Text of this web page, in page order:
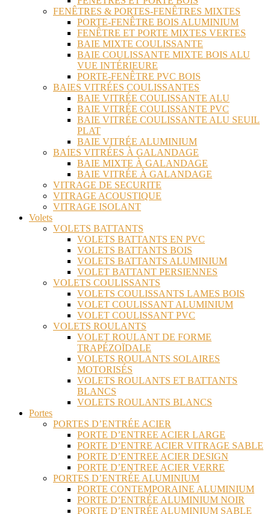
FENÊTRES & PORTES-FENÊTRES MIXTES
PORTE-FENÊTRE BOIS ALUMINIUM
FENÊTRE ET PORTE MIXTES VERTES
BAIE MIXTE COULISSANTE
BAIE COULISSANTE MIXTE BOIS ALU
VUE INTÉRIEURE
PORTE-FENÊTRE PVC BOIS
BAIES VITRÉES COULISSANTES
BAIE VITRÉE COULISSANTE ALU
BAIE VITRÉE COULISSANTE PVC
BAIE VITRÉE COULISSANTE ALU SEUIL
PLAT
BAIE VITRÉE ALUMINIUM
BAIES VITRÉES À GALANDAGE
BAIE MIXTE À GALANDAGE
BAIE VITRÉE À GALANDAGE
VITRAGE DE SECURITE
VITRAGE ACOUSTIQUE
VITRAGE ISOLANT
Volets
VOLETS BATTANTS
VOLETS BATTANTS EN PVC
VOLETS BATTANTS BOIS
VOLETS BATTANTS ALUMINIUM
VOLET BATTANT PERSIENNES
VOLETS COULISSANTS
VOLETS COULISSANTS LAMES BOIS
VOLET COULISSANT ALUMINIUM
VOLET COULISSANT PVC
VOLETS ROULANTS
VOLET ROULANT DE FORME
TRAPÉZOÏDALE
VOLETS ROULANTS SOLAIRES
MOTORISÉS
VOLETS ROULANTS ET BATTANTS
BLANCS
VOLETS ROULANTS BLANCS
Portes
PORTES D’ENTRÉE ACIER
PORTE D’ENTREE ACIER LARGE
PORTE D’ENTRE ACIER VITRAGE SABLE
PORTE D’ENTREE ACIER DESIGN
PORTE D’ENTREE ACIER VERRE
PORTES D’ENTRÉE ALUMINIUM
PORTE CONTEMPORAINE ALUMINIUM
PORTE D’ENTRÉE ALUMINIUM NOIR
PORTE D’ENTRÉE ALUMINIUM SABLE